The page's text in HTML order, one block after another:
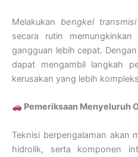
Melakukanbengkel
secara rutin
gangguan lebih cepat.
dapat mengambil langkah
kerusakan yang lebih
Pemeriksaan Menyeluruh
Teknisi berpengalaman akan
hidrolik, serta komponen